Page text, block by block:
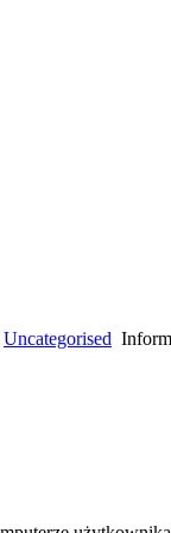
Uncategorised